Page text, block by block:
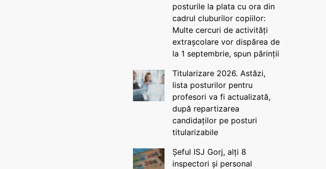
posturile la plata cu ora din
cadrul cluburilor copiilor:
Multe cercuri de activități
extrașcolare vor dispărea de
la 1 septembrie, spun părinții
Titularizare 2026. Astăzi,
lista posturilor pentru
profesori va fi actualizată,
după repartizarea
candidaților pe posturi
titularizabile
Șeful ISJ Gorj, alți 8
inspectori și personal